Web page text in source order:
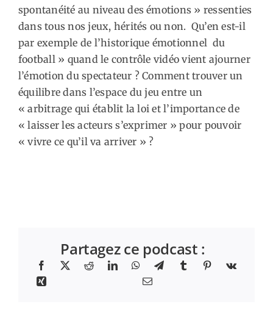
spontanéité au niveau des émotions » ressenties
dans tous nos jeux, hérités ou non. Qu’en est-il
par exemple de l’historique émotionnel du
football » quand le contrôle vidéo vient ajourner
l’émotion du spectateur ? Comment trouver un
équilibre dans l’espace du jeu entre un
« arbitrage qui établit la loi et l’importance de
« laisser les acteurs s’exprimer » pour pouvoir
« vivre ce qu’il va arriver » ?
Partagez ce podcast :